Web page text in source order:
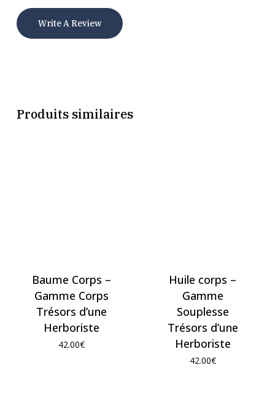
Write A Review
Produits similaires
Baume Corps –
Gamme Corps
Trésors d’une
Herboriste
42.00€
Huile corps –
Gamme
Souplesse
Trésors d’une
Herboriste
42.00€